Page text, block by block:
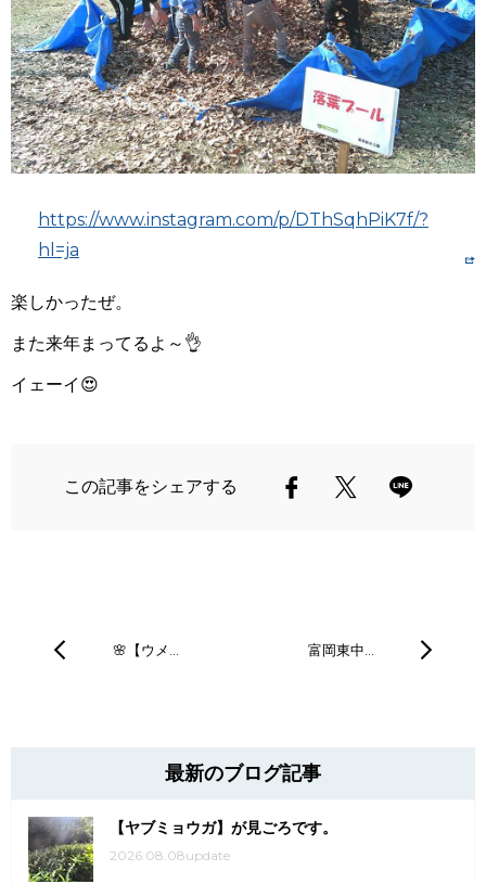
https://www.instagram.com/p/DThSqhPiK7f/?
hl=ja
楽しかったぜ。
また来年まってるよ～👌
イェーイ😍
この記事をシェアする
🌸【ウメ… 富岡東中…
最新のブログ記事
【ヤブミョウガ】が見ごろです。
2026.08.08update